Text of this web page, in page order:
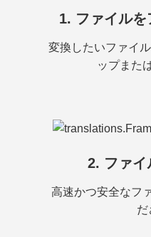
1. ファイルを
変換したいファイ
ップまた
2. ファイ
高速かつ安全なフ
だ